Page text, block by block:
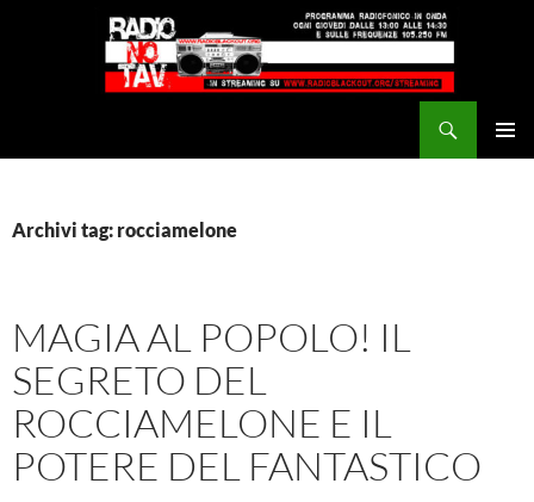
Archivi tag: rocciamelone
MAGIA AL POPOLO! IL
SEGRETO DEL
ROCCIAMELONE E IL
POTERE DEL FANTASTICO